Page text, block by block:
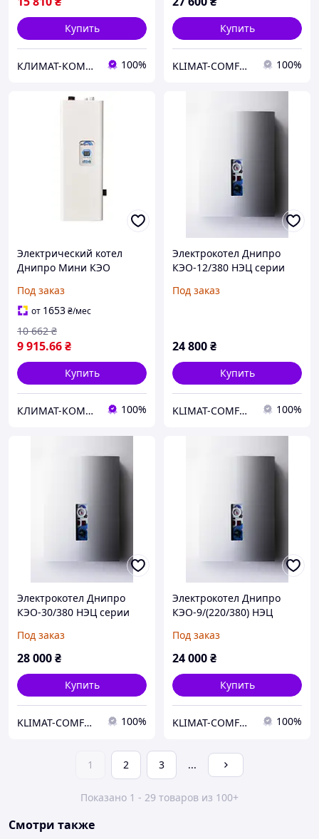
Купить
КЛИМАТ-КОМФОРТ 100%
Купить
KLIMAT-COMFORT 100%
Электрический котел
Днипро Мини КЭО
Под заказ
от 1653₴/мес
9 915.66₴
10 662 ₴
Купить
КЛИМАТ-КОМФОРТ 100%
Электрокотел Днипро
КЭО-12/380 НЭЦ серии
Под заказ
24 800₴
Купить
KLIMAT-COMFORT 100%
Электрокотел Днипро
КЭО-30/380 НЭЦ серии
Под заказ
28 000₴
Купить
KLIMAT-COMFORT 100%
Электрокотел Днипро
КЭО-9/(220/380) НЭЦ
Под заказ
24 000₴
Купить
KLIMAT-COMFORT 100%
1 2 3 ...
Показано 1 - 29 товаров из 100+
Смотри также